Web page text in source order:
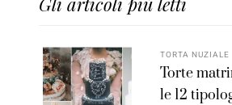
TORTA NUZIALE
Torte
le 12